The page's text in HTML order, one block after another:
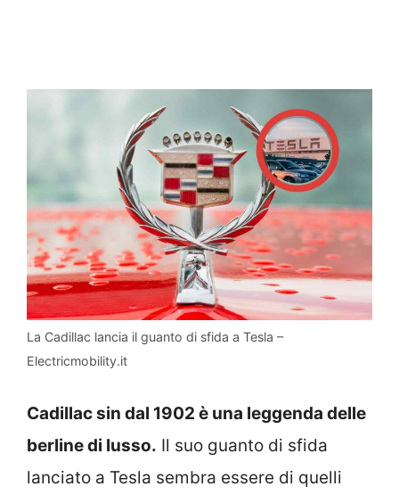
La Cadillac lancia il guanto di sfida a Tesla –
Electricmobility.it
Cadillac sin dal 1902 è una leggenda delle
berline di lusso. Il suo guanto di sfida
lanciato a Tesla sembra essere di quelli